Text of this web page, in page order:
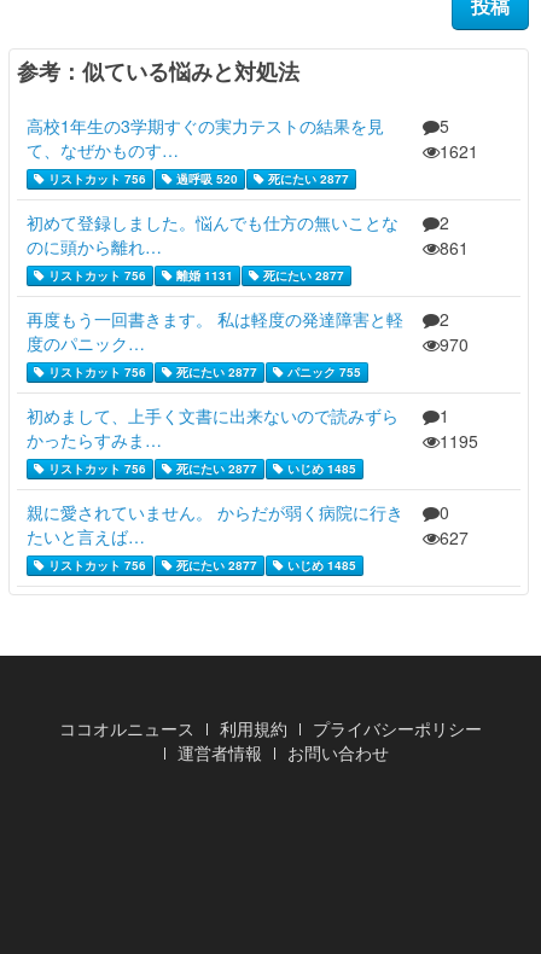
参考：似ている悩みと対処法
高校1年生の3学期すぐの実力テストの結果を見
て、なぜかものす…
リストカット 756 過呼吸 520 死にたい 2877
5
1621
初めて登録しました。悩んでも仕方の無いことな
のに頭から離れ…
リストカット 756 離婚 1131 死にたい 2877
2
861
再度もう一回書きます。 私は軽度の発達障害と軽
度のパニック…
リストカット 756 死にたい 2877 パニック 755
2
970
初めまして、上手く文書に出来ないので読みずら
かったらすみま…
リストカット 756 死にたい 2877 いじめ 1485
1
1195
親に愛されていません。 からだが弱く病院に行き
たいと言えば…
リストカット 756 死にたい 2877 いじめ 1485
0
627
ココオルニュース 利用規約
プライバシーポリシー
運営者情報
お問い合わせ